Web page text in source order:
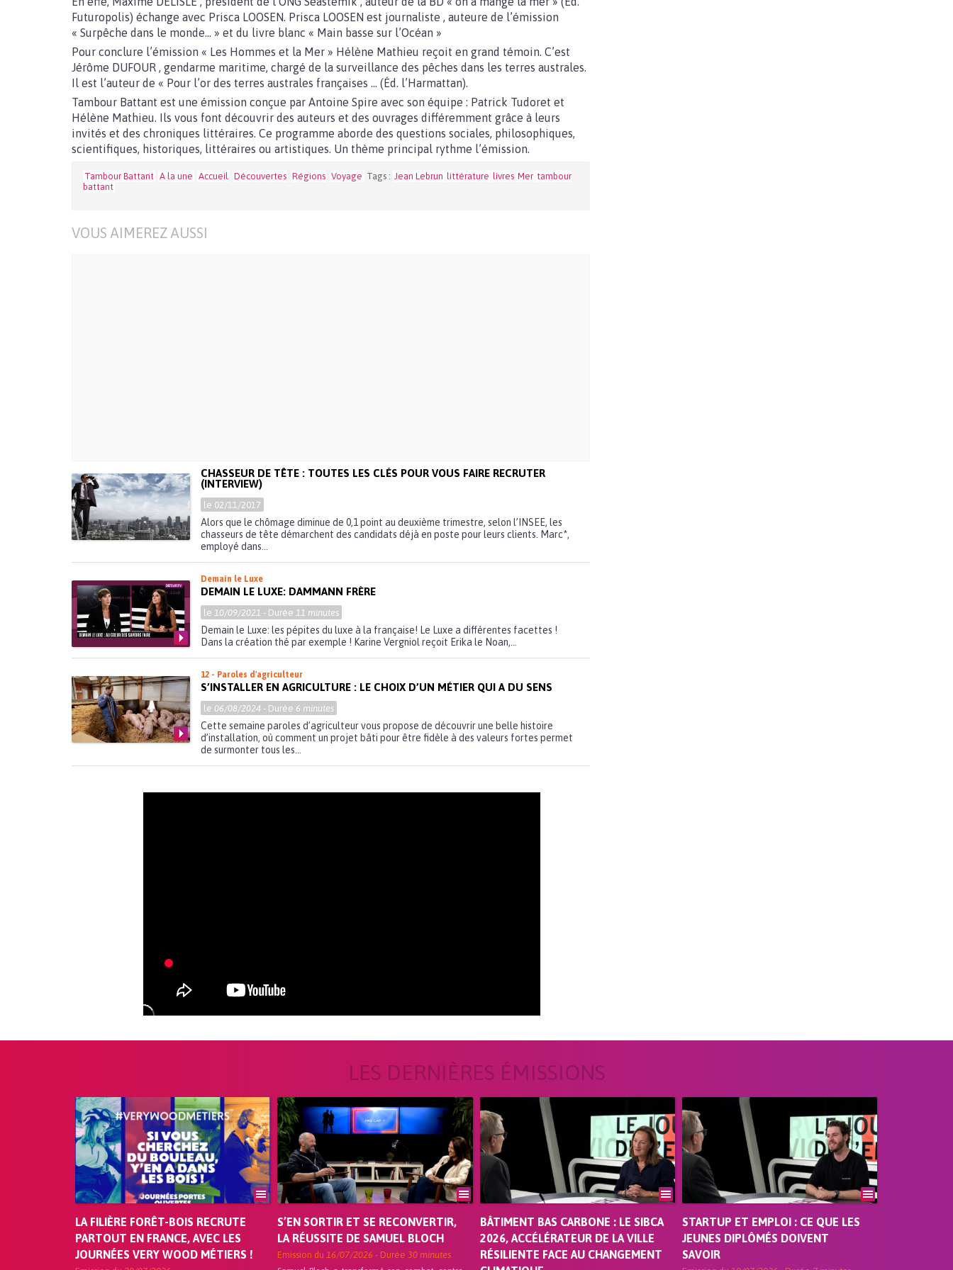
Futuropolis) échange avec Prisca LOOSEN. Prisca LOOSEN est journaliste , auteure de l’émission
« Surpêche dans le monde… » et du livre blanc « Main basse sur l’Océan »
Pour conclure l’émission « Les Hommes et la Mer » Hélène Mathieu reçoit en grand témoin. C’est
Jérôme DUFOUR , gendarme maritime, chargé de la surveillance des pêches dans les terres australes.
Il est l’auteur de « Pour l’or des terres australes françaises … (Éd. l’Harmattan).
Tambour Battant est une émission conçue par Antoine Spire avec son équipe : Patrick Tudoret et
Hélène Mathieu. Ils vous font découvrir des auteurs et des ouvrages différemment grâce à leurs
invités et des chroniques littéraires. Ce programme aborde des questions sociales, philosophiques,
scientifiques, historiques, littéraires ou artistiques. Un thème principal rythme l’émission.
Tambour Battant A la une Accueil Découvertes Régions Voyage Tags : Jean Lebrun littérature livres Mer tambour
battant
VOUS AIMEREZ AUSSI
CHASSEUR DE TÊTE : TOUTES LES CLÉS POUR VOUS FAIRE RECRUTER
(INTERVIEW)
le 02/11/2017
Alors que le chômage diminue de 0,1 point au deuxième trimestre, selon l’INSEE, les
chasseurs de tête démarchent des candidats déjà en poste pour leurs clients. Marc*,
employé dans...
Demain le Luxe
DEMAIN LE LUXE: DAMMANN FRÈRE
le10/09/2021 - Durée11 minutes
Demain le Luxe: les pépites du luxe à la française! Le Luxe a différentes facettes !
Dans la création thé par exemple ! Karine Vergniol reçoit Erika le Noan,...
12 - Paroles d'agriculteur
S’INSTALLER EN AGRICULTURE : LE CHOIX D’UN MÉTIER QUI A DU SENS
le 06/08/2024 - Durée 6 minutes
Cette semaine paroles d’agriculteur vous propose de découvrir une belle histoire
d’installation, où comment un projet bâti pour être fidèle à des valeurs fortes permet
de surmonter tous les...
LES DERNIÈRES ÉMISSIONS
LA FILIÈRE FORÊT-BOIS RECRUTE
PARTOUT EN FRANCE, AVEC LES
JOURNÉES VERY WOOD MÉTIERS !
S’EN SORTIR ET SE RECONVERTIR,
LA RÉUSSITE DE SAMUEL BLOCH
Emission du16/07/2026 - Durée30 minutes
BÂTIMENT BAS CARBONE : LE SIBCA
2026, ACCÉLÉRATEUR DE LA VILLE
RÉSILIENTE FACE AU CHANGEMENT
STARTUP ET EMPLOI : CE QUE LES
JEUNES DIPLÔMÉS DOIVENT
SAVOIR